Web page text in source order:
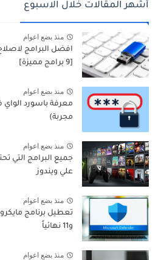
أشهر المقالات خلال الاسبوع
منذ بضع اعوام
افضل البرامج
[9 برامج مميزة]
منذ بضع اعوام
مجربة)
منذ بضع اعوام
جميع البرامج التي
علي ويندوز
منذ بضع اعوام
و11 نهائياً
منذ بضع اعوام